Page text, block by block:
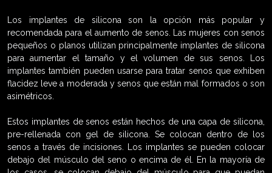
Los implantes de silicona son la opción más popular y
recomendada para el aumento de senos. Las mujeres con senos
pequeños o planos utilizan principalmente implantes de silicona
para aumentar el tamaño y el volumen de sus senos. Los
implantes también pueden usarse para tratar senos que exhiben
flacidez leve a moderada y senos que están mal formados o son
asimétricos.
Estos implantes de senos están hechos de una capa de silicona,
pre-rellenada con gel de silicona. Se colocan dentro de los
senos a través de incisiones. Los implantes se pueden colocar
debajo del músculo del seno o encima de él. En la mayoría de